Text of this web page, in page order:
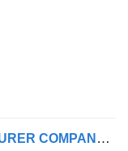
Lider 2026 YEAR NEW (MANUFACTURER COMPANY LIDER TRAILER & TANKER )